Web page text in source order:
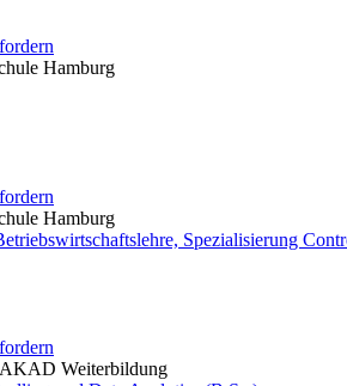
Hamburg
Hamburg
Spezialisierung
Weiterbildung